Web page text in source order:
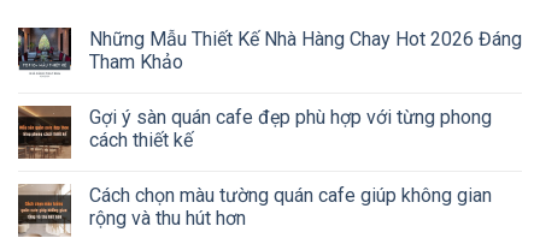
Những Mẫu Thiết Kế Nhà Hàng Chay Hot 2026 Đáng
Tham Khảo
Gợi ý sàn quán cafe đẹp phù hợp với từng phong
cách thiết kế
Cách chọn màu tường quán cafe giúp không gian
rộng và thu hút hơn